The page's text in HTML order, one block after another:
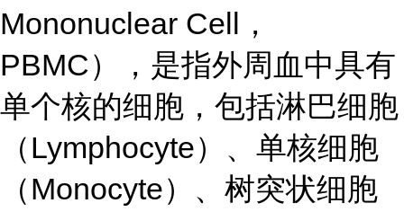
Mononuclear Cell，
PBMC），是指外周血中具有
单个核的细胞，包括淋巴细胞
（Lymphocyte）、单核细胞
（Monocyte）、树突状细胞